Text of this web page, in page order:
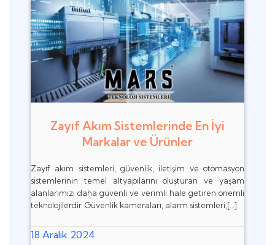
Zayıf Akım Sistemlerinde En İyi
Markalar ve Ürünler
Zayıf akım sistemleri, güvenlik, iletişim ve otomasyon
sistemlerinin temel altyapılarını oluşturan ve yaşam
alanlarımızı daha güvenli ve verimli hale getiren önemli
teknolojilerdir. Güvenlik kameraları, alarm sistemleri,[…]
18 Aralık 2024